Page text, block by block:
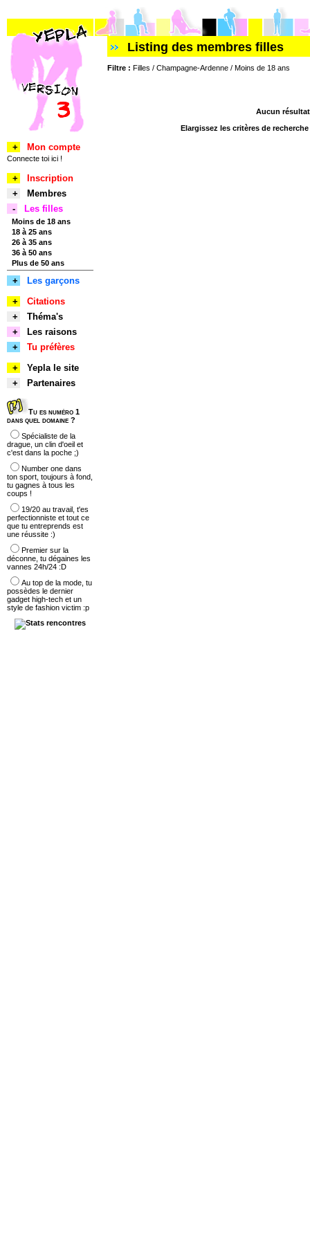
Listing des membres filles
Filtre : Filles / Champagne-Ardenne / Moins de 18 ans
Aucun
Elargissez les critères de
+ Mon compte
Connecte toi ici !
+
Inscription
+
Membres
-
Les filles
Moins de 18 ans
18 à 25 ans
26 à 35 ans
36 à 50 ans
Plus de 50 ans
+
Les garçons
+
Citations
+
Théma's
+
Les raisons
+
Tu préfères
+
Yepla le site
+
Partenaires
Tu es numéro 1
dans quel domaine ?
Spécialiste de la
drague, un clin d'oeil et
c'est dans la poche ;)
Number one dans
ton sport, toujours à fond,
tu gagnes à tous les
coups !
19/20 au travail, t'es
perfectionniste et tout ce
que tu entreprends est
une réussite :)
Premier sur la
déconne, tu dégaines les
vannes 24h/24 :D
Au top de la mode, tu
possèdes le dernier
gadget high-tech et un
style de fashion victim :p